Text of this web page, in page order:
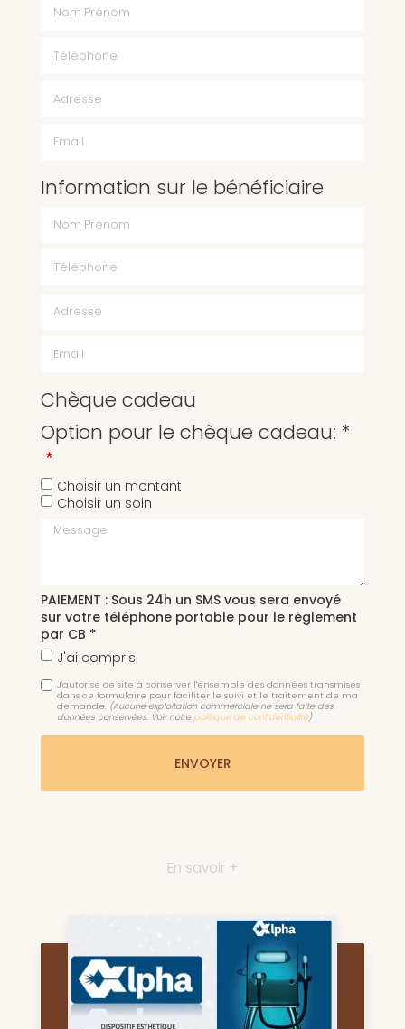
Information sur le bénéficiaire
Chèque cadeau
Option pour le chèque cadeau: *
Choisir un montant
Choisir un soin
Message
PAIEMENT : Sous 24h un SMS vous sera envoyé
sur votre téléphone portable pour le règlement
par CB *
J'ai compris
J'autorise ce site à conserver l'ensemble des données transmises
dans ce formulaire pour faciliter le suivi et le traitement de ma
demande. (Aucune exploitation commerciale ne sera faite des
données conservées. Voir notre politique de confidentialité)
En savoir +